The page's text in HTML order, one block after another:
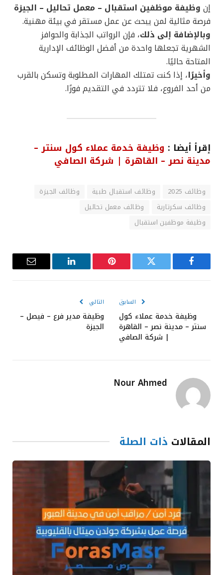
إن وظيفة موظفين استقبال – معمل تحاليل – الجيزة
فرصة مثالية لمن يبحث عن عمل مستقر في بيئة مهنية.
وبالإضافة إلى ذلك، فإن الرواتب الجذابة والحوافز
الشهرية تجعلها واحدة من أفضل الوظائف الإدارية
المتاحة حاليًا.
وأخيرًا، إذا كنت تمتلك المهارات المطلوبة وتسكن بالقرب
من أحد الفروع، فلا تتردد في التقديم فورًا.
إقرأ أيضا : وظيفة خدمة عملاء كول سنتر –
مدينة نصر – القاهرة | شركة الصافي
وظائف 2025 وظائف استقبال طبية
وظائف الجيزة
وظائف سكرتارية
وظائف معمل تحاليل
وظيفة موظفين استقبال
فيسبوك تويتر بينتيريست لينكدإن
البريد
السابق
وظيفة خدمة عملاء كول
سنتر – مدينة نصر – القاهرة
| شركة الصافي
التالي
وظيفة مدير فرع – فيصل –
الجيزة
Nour Ahmed
المقالات ذات الصلة